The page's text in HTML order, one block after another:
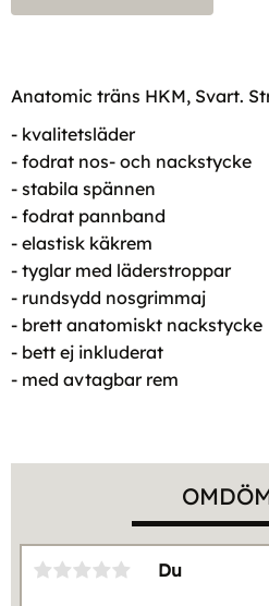
Anatomic träns HKM, Svart.
- kvalitetsläder
- fodrat nos- och nackstycke
- stabila spännen
- fodrat pannband
- elastisk käkrem
- tyglar med läderstroppar
- rundsydd nosgrimmaj
- brett anatomiskt nackstycke
- bett ej inkluderat
- med avtagbar rem
Du